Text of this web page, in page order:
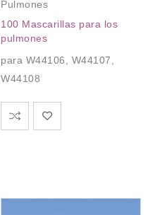
Pulmones
100 Mascarillas para los
pulmones
para W44106, W44107,
W44108